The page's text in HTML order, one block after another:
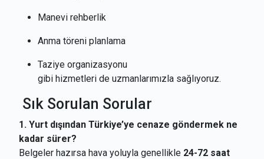
Manevi rehberlik
Anma töreni planlama
Taziye organizasyonu
gibi hizmetleri de uzmanlarımızla sağlıyoruz.
Sık Sorulan Sorular
1. Yurt dışından Türkiye’ye cenaze göndermek ne
kadar sürer?
Belgeler hazırsa hava yoluyla genellikle 24-72 saat